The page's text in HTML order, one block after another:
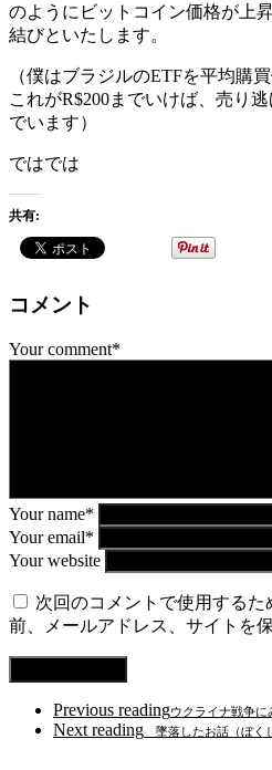
のようにビットコイン価格が上
結びといたします。
（僕はブラジルのETFを平均購
これがR$200までいけば、売り
でいます）
ではでは
共有:
コメント
Your comment*
Your name*
Your email*
Your website
次回のコメントで使用する
前、メールアドレス、サイトを保
Previous readingウクライナ戦争に
Next reading 墜落したお話（ぼく